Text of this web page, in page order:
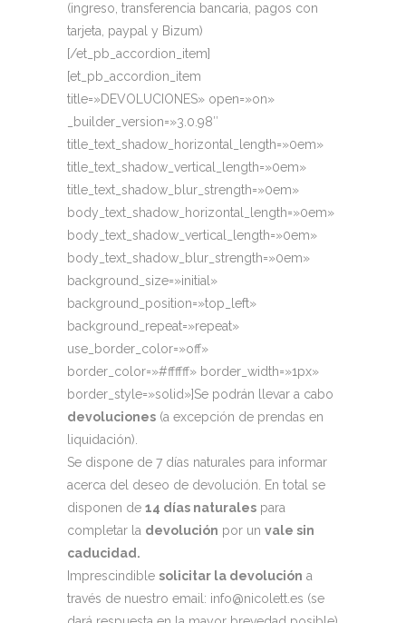
(ingreso, transferencia bancaria, pagos con
tarjeta, paypal y Bizum)
[/et_pb_accordion_item]
[et_pb_accordion_item
title=»DEVOLUCIONES» open=»on»
_builder_version=»3.0.98″
title_text_shadow_horizontal_length=»0em»
title_text_shadow_vertical_length=»0em»
title_text_shadow_blur_strength=»0em»
body_text_shadow_horizontal_length=»0em»
body_text_shadow_vertical_length=»0em»
body_text_shadow_blur_strength=»0em»
background_size=»initial»
background_position=»top_left»
background_repeat=»repeat»
use_border_color=»off»
border_color=»#ffffff» border_width=»1px»
border_style=»solid»]Se podrán llevar a cabo
devoluciones (a excepción de prendas en
liquidación).
Se dispone de 7 días naturales para informar
acerca del deseo de devolución. En total se
disponen de 14 días naturales para
completar la devolución por un vale sin
caducidad.
Imprescindible solicitar la devolución a
través de nuestro email: info@nicolett.es (se